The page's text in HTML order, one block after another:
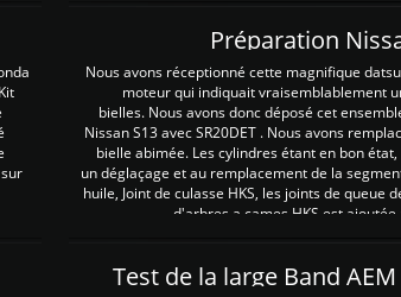
Préparation
Nous avons réceptionné cette magnifique
moteur qui indiquait vraisemblablement
bielles. Nous avons donc déposé cet
Nissan S13 avec SR20DET . Nous avons
bielle abimée. Les cylindres étant en bon
un déglaçage et au remplacement de la
huile, Joint de culasse HKS, les joints de queue
d'arbres a cames HKS est ajoutée
Test de la large Band